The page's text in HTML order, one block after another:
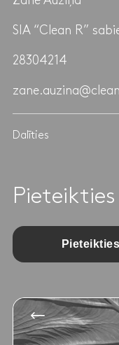
SIA “Clean R”
28304214
Dalīties
Pieteikties